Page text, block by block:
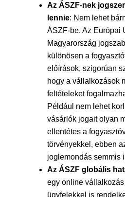
Az ÁSZF-nek
lennie: Nem lehet
ÁSZF-be. Az Európai
Magyarország
különösen a
előírások, szigorúan
hogy a vállalkozások
feltételeket
Például nem lehet
vásárlók jogait olyan
ellentétes a
törvényekkel, ebben
joglemondás semmis
Az ÁSZF globális
egy online
ügyfelekkel is